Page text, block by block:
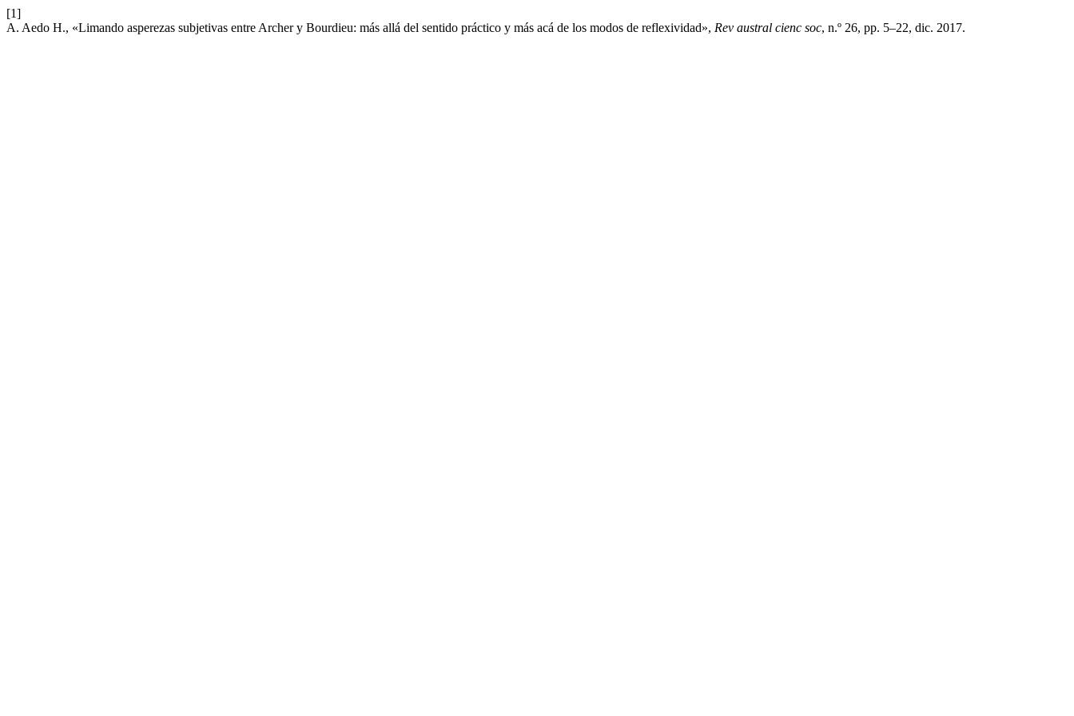
[1]
A. Aedo H., «Limando asperezas subjetivas entre Archer y Bourdieu: más allá del sentido práctico y más acá de los modos de reflexividad», Rev austral cienc soc, n.º 26, pp. 5–22, dic. 2017.